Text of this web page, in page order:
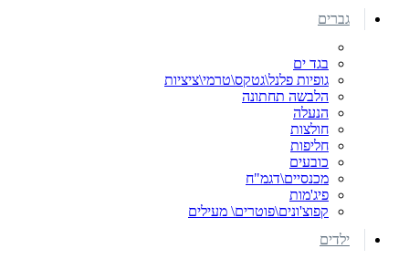
גברים
בגד ים
גופיות פלנל\גטקס\טרמי\ציציות
הלבשה תחתונה
הנעלה
חולצות
חליפות
כובעים
מכנסיים\דגמ"ח
פיג'מות
קפוצ'ונים\פוטרים\ מעילים
ילדים